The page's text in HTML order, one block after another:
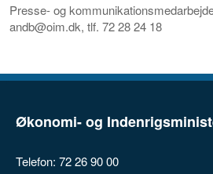
Presse- og
andb@oim.dk, tlf. 72 28 24 18
Økonomi- og
Telefon: 72 26 90 00